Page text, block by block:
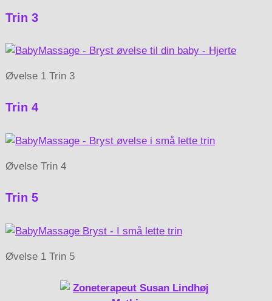
Trin 3
Øvelse 1 Trin 3
Trin 4
Øvelse Trin 4
Trin 5
Øvelse 1 Trin 5